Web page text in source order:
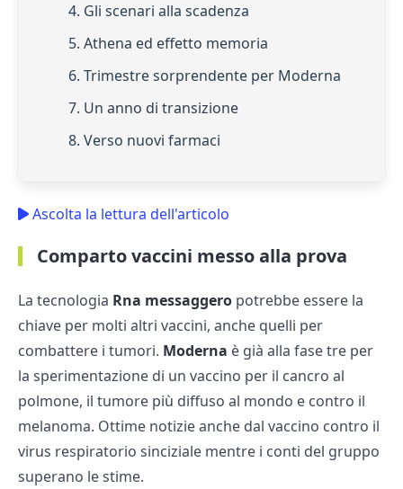
4. Gli scenari alla scadenza
5. Athena ed effetto memoria
6. Trimestre sorprendente per Moderna
7. Un anno di transizione
8. Verso nuovi farmaci
Ascolta la lettura dell'articolo
Comparto vaccini messo alla prova
La tecnologia Rna messaggero potrebbe essere la
chiave per molti altri vaccini, anche quelli per
combattere i tumori. Moderna è già alla fase tre per
la sperimentazione di un vaccino per il cancro al
polmone, il tumore più diffuso al mondo e contro il
melanoma. Ottime notizie anche dal vaccino contro il
virus respiratorio sinciziale mentre i conti del gruppo
superano le stime.